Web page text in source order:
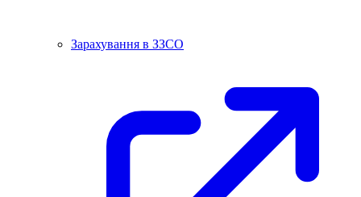
Зарахування в ЗЗСО